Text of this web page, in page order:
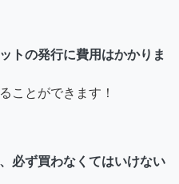
トの発行に費用はかかりま
ことができます！
必ず買わなくてはいけない